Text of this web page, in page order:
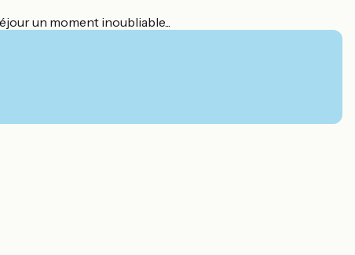
un moment inoubliable...